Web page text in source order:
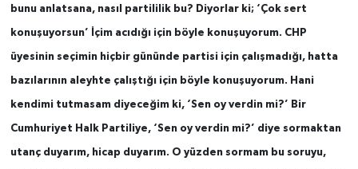
bunu anlatsana, nasıl partililik bu? Diyorlar ki; ‘Çok sert
konuşuyorsun’ İçim acıdığı için böyle konuşuyorum. CHP
üyesinin seçimin hiçbir gününde partisi için çalışmadığı, hatta
bazılarının aleyhte çalıştığı için böyle konuşuyorum. Hani
kendimi tutmasam diyeceğim ki, ‘Sen oy verdin mi?’ Bir
Cumhuriyet Halk Partiliye, ‘Sen oy verdin mi?’ diye sormaktan
utanç duyarım, hicap duyarım. O yüzden sormam bu soruyu,